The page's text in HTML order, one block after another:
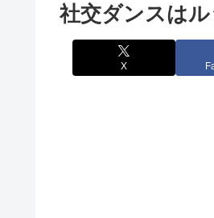
社交ダンスは
X